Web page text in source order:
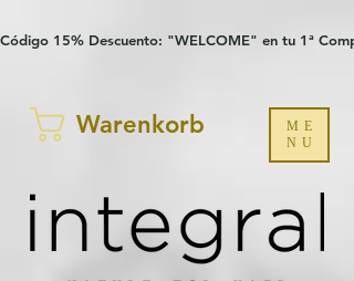
Código 15% Descuento: "WELCOME" en tu 1ª
Warenkorb
ME
NU